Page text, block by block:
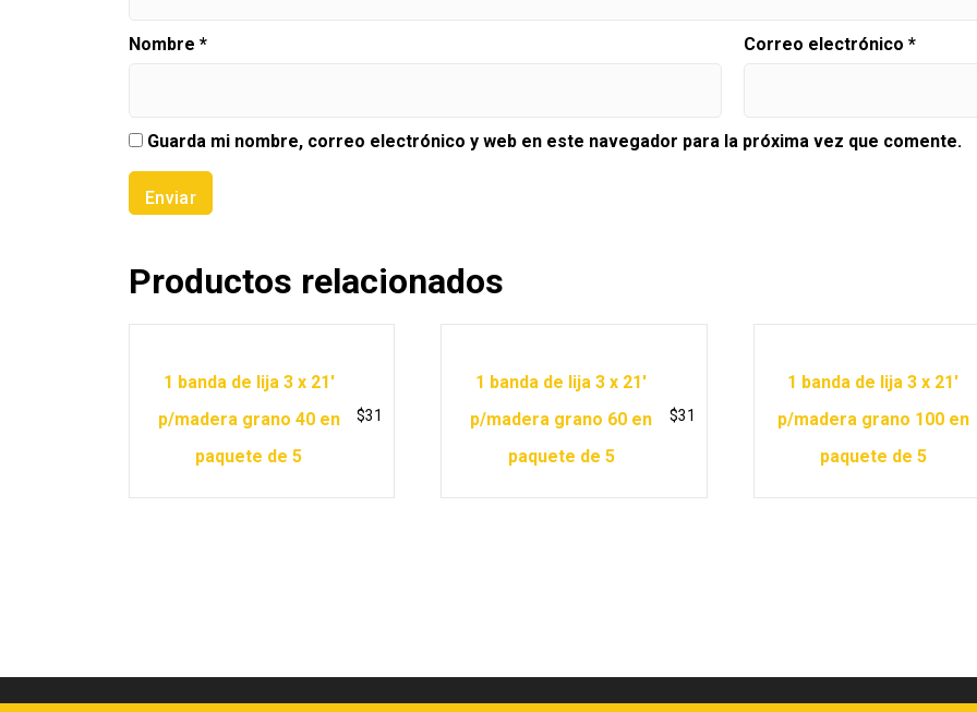
Nombre * Correo electrónico *
Guarda mi nombre, correo electrónico y web en este navegador para la próxima vez que comente.
Productos relacionados
1 banda de lija 3 x 21′
p/madera grano 40 en
paquete de 5
$31
1 banda de lija 3 x 21′
p/madera grano 60 en
paquete de 5
$31
1 banda de lija 3 x 21′
p/madera grano 100 en
paquete de 5